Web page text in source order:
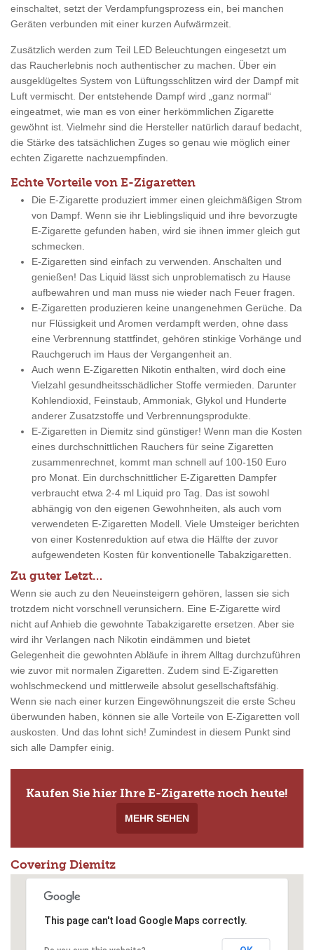
einschaltet, setzt der Verdampfungsprozess ein, bei manchen
Geräten verbunden mit einer kurzen Aufwärmzeit.
Zusätzlich werden zum Teil LED Beleuchtungen eingesetzt um
das Raucherlebnis noch authentischer zu machen. Über ein
ausgeklügeltes System von Lüftungsschlitzen wird der Dampf mit
Luft vermischt. Der entstehende Dampf wird „ganz normal“
eingeatmet, wie man es von einer herkömmlichen Zigarette
gewöhnt ist. Vielmehr sind die Hersteller natürlich darauf bedacht,
die Stärke des tatsächlichen Zuges so genau wie möglich einer
echten Zigarette nachzuempfinden.
Echte Vorteile von E-Zigaretten
Die E-Zigarette produziert immer einen gleichmäßigen Strom
von Dampf. Wenn sie ihr Lieblingsliquid und ihre bevorzugte
E-Zigarette gefunden haben, wird sie ihnen immer gleich gut
schmecken.
E-Zigaretten sind einfach zu verwenden. Anschalten und
genießen! Das Liquid lässt sich unproblematisch zu Hause
aufbewahren und man muss nie wieder nach Feuer fragen.
E-Zigaretten produzieren keine unangenehmen Gerüche. Da
nur Flüssigkeit und Aromen verdampft werden, ohne dass
eine Verbrennung stattfindet, gehören stinkige Vorhänge und
Rauchgeruch im Haus der Vergangenheit an.
Auch wenn E-Zigaretten Nikotin enthalten, wird doch eine
Vielzahl gesundheitsschädlicher Stoffe vermieden. Darunter
Kohlendioxid, Feinstaub, Ammoniak, Glykol und Hunderte
anderer Zusatzstoffe und Verbrennungsprodukte.
E-Zigaretten in Diemitz sind günstiger! Wenn man die Kosten
eines durchschnittlichen Rauchers für seine Zigaretten
zusammenrechnet, kommt man schnell auf 100-150 Euro
pro Monat. Ein durchschnittlicher E-Zigaretten Dampfer
verbraucht etwa 2-4 ml Liquid pro Tag. Das ist sowohl
abhängig von den eigenen Gewohnheiten, als auch vom
verwendeten E-Zigaretten Modell. Viele Umsteiger berichten
von einer Kostenreduktion auf etwa die Hälfte der zuvor
aufgewendeten Kosten für konventionelle Tabakzigaretten.
Zu guter Letzt…
Wenn sie auch zu den Neueinsteigern gehören, lassen sie sich
trotzdem nicht vorschnell verunsichern. Eine E-Zigarette wird
nicht auf Anhieb die gewohnte Tabakzigarette ersetzen. Aber sie
wird ihr Verlangen nach Nikotin eindämmen und bietet
Gelegenheit die gewohnten Abläufe in ihrem Alltag durchzuführen
wie zuvor mit normalen Zigaretten. Zudem sind E-Zigaretten
wohlschmeckend und mittlerweile absolut gesellschaftsfähig.
Wenn sie nach einer kurzen Eingewöhnungszeit die erste Scheu
überwunden haben, können sie alle Vorteile von E-Zigaretten voll
auskosten. Und das lohnt sich! Zumindest in diesem Punkt sind
sich alle Dampfer einig.
Kaufen Sie hier Ihre E-Zigarette noch heute!
MEHR SEHEN
Covering Diemitz
This page can't load Google Maps correctly.